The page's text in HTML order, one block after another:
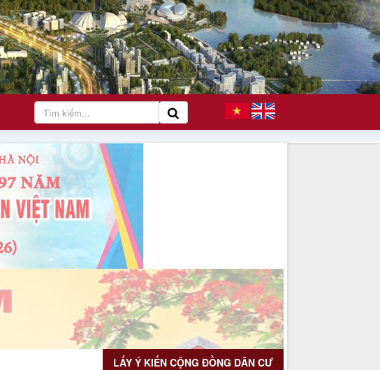
LẤY Ý KIẾN CỘNG ĐỒNG DÂN CƯ